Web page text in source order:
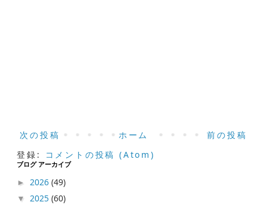
次の投稿 前の投稿
ホーム
登録:
コメントの投稿 (Atom)
ブログ アーカイブ
►2026(49)
▼ 2025(60)